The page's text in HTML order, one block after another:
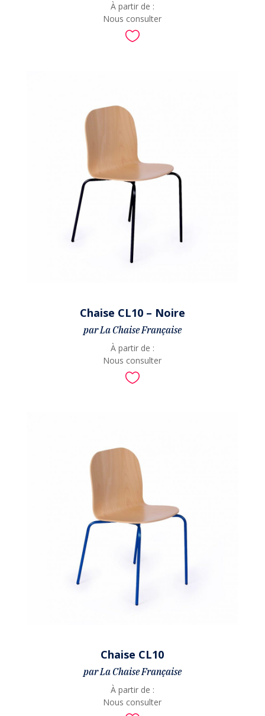
À partir de :
Nous consulter

Chaise CL10 – Noire
par La Chaise Française
À partir de :
Nous consulter

Chaise CL10
par La Chaise Française
À partir de :
Nous consulter